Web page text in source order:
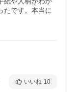
たです。本当に
いいね 10